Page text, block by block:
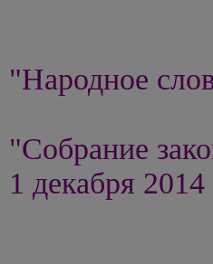
"Народное
"Собрание
1 декабря